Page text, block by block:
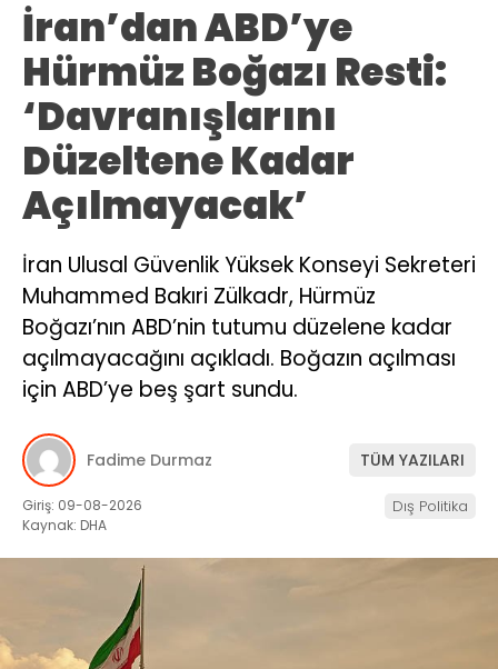
İran’dan ABD’ye
Hürmüz Boğazı Resti:
‘Davranışlarını
Düzeltene Kadar
Açılmayacak’
İran Ulusal Güvenlik Yüksek Konseyi Sekreteri
Muhammed Bakıri Zülkadr, Hürmüz
Boğazı’nın ABD’nin tutumu düzelene kadar
açılmayacağını açıkladı. Boğazın açılması
için ABD’ye beş şart sundu.
Fadime Durmaz TÜM YAZILARI
Giriş: 09-08-2026
Kaynak: DHA
Dış Politika